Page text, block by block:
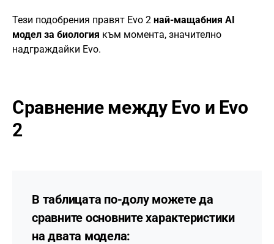
Тези подобрения правят Evo 2 най-мащабния AI
модел за биология към момента, значително
надграждайки Evo.
Сравнение между Evo и Evo
2
В таблицата по-долу можете да
сравните основните характеристики
на двата модела: